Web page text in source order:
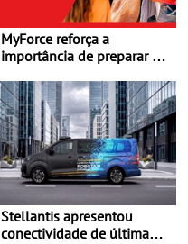
MyForce reforça a
importância de preparar o
verão - Dicas para antes da
viagem de automóvel
Stellantis apresentou
conectividade de última